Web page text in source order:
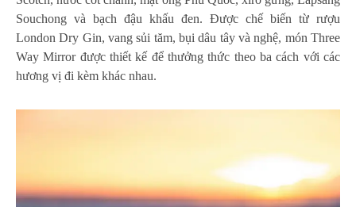
Souchong và bạch đậu khấu đen. Được chế biến từ rượu
London Dry Gin, vang sủi tăm, bụi dâu tây và nghệ, món Three
Way Mirror được thiết kế để thưởng thức theo ba cách với các
hương vị đi kèm khác nhau.